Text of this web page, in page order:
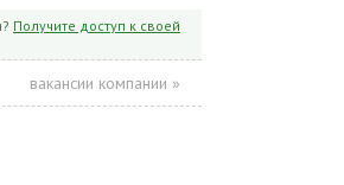
Получите доступ к своей
вакансии компании »